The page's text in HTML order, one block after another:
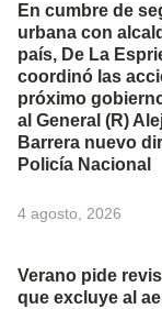
En cumbre de
urbana con
país, De La
coordinó las
próximo
al General (R)
Barrera nuevo
Policía Nacional
4 agosto, 2026
Verano pide
que excluye al